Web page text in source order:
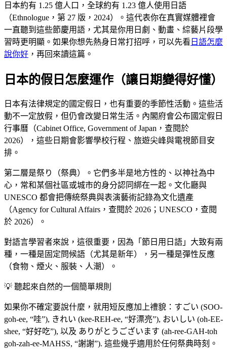
日本約有 1.25 億人口，全球約有 1.23 億人使用日語
（Ethnologue，第 27 版，2024）。這代表你在真實媒體裡會
一直聽到這些節慶用語，尤其是你用日劇、動畫、綜藝片段學
習時更明顯。如果你想先熱身日常打招呼，可以先看 日語怎麼
說你好 ，再回來讀這篇。
日本的假日怎麼運作（讓日期變得好懂）
日本有法律規定的國定假日，也有重要的季節性活動。這些活
動不一定放假，但仍會改變日常生活。內閣府會公布國定假日
行事曆（Cabinet Office, Government of Japan，查閱於
2026），這些日期會影響學校行程、旅遊尖峰與電視節目安
排。
第二層是祭り（祭典）。它們多半是地方性的、以神社為中
心，常和某個社區或城市的身分認同綁在一起。文化廳與
UNESCO 都會把傳統祭典與表演藝術記錄為文化遺產
（Agency for Cultural Affairs，查閱於 2026；UNESCO，查閱
於 2026）。
對語言學習者來說，這很重要，因為「節日用日語」大致有兩
種，一種是固定問候語（尤其是新年），另一種是彈性反應
（食物、煙火、服裝、人潮）。
💡 聽起來自然的一個簡單規則
如果你不確定要說什麼，就用短反應加上禮貌：すごい (SOO-
goh-ee, “哇”), きれい (kee-REH-ee, “好漂亮”), おいしい (oh-EE-
shee, “好好吃”), 以及 ありがとうございます (ah-ree-GAH-toh
goh-zah-ee-MAHSS, “謝謝”). 這些幾乎適用於任何祭典時刻。